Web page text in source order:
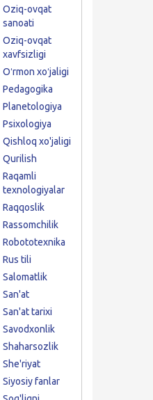
Oziq-ovqat
sanoati
Oziq-ovqat
xavfsizligi
Oʻrmon xoʻjaligi
Pedagogika
Planetologiya
Psixologiya
Qishloq xo'jaligi
Qurilish
Raqamli
texnologiyalar
Raqqoslik
Rassomchilik
Robototexnika
Rus tili
Salomatlik
San'at
San'at tarixi
Savodxonlik
Shaharsozlik
She'riyat
Siyosiy fanlar